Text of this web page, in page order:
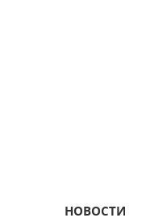
НОВОСТИ